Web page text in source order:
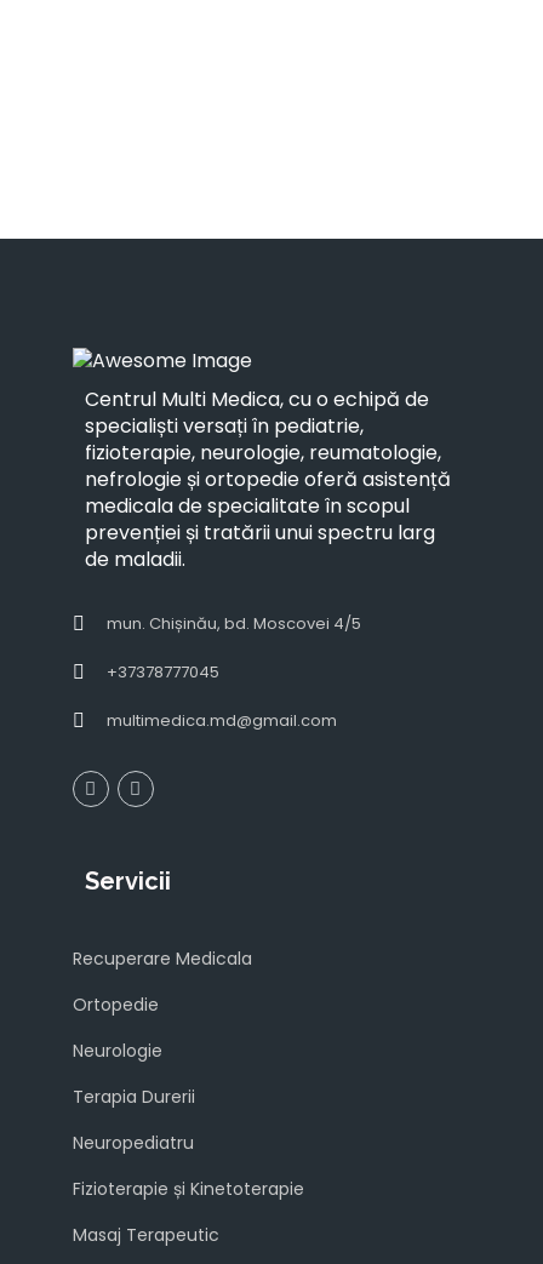
Centrul Multi Medica, cu o echipă de
specialiști versați în pediatrie,
fizioterapie, neurologie, reumatologie,
nefrologie și ortopedie oferă asistență
medicala de specialitate în scopul
prevenției și tratării unui spectru larg
de maladii.
mun. Chișinău, bd. Moscovei 4/5
+37378777045
multimedica.md@gmail.com
Servicii
Recuperare Medicala
Ortopedie
Neurologie
Terapia Durerii
Neuropediatru
Fizioterapie și Kinetoterapie
Masaj Terapeutic